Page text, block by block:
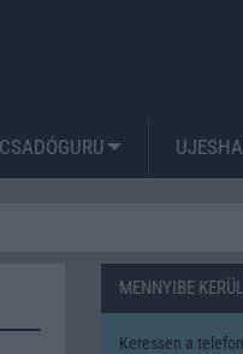
MENNYIBE KERÜL
Keressen a